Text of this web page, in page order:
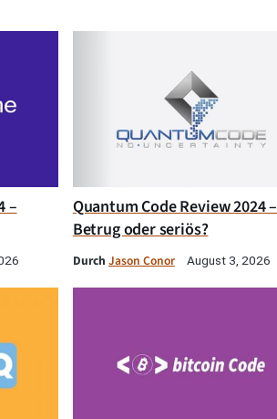
–
Quantum Code Review 2024 –
Betrug oder seriös?
Durch Jason Conor August 3, 2026